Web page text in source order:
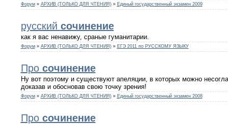
Форум » АРХИВ (ТОЛЬКО ДЛЯ ЧТЕНИЯ) » Единый государственный экзамен 2009
русский сочинение
как я вас ненавижу, сраные гуманитарии.
Форум » АРХИВ (ТОЛЬКО ДЛЯ ЧТЕНИЯ) » ЕГЭ 2011 по РУССКОМУ ЯЗЫКУ
Про сочинение
Ну вот поэтому и существуют апеляции, в которых можно
доказав и обосновав свою точку зрения!
Форум » АРХИВ (ТОЛЬКО ДЛЯ ЧТЕНИЯ) » Единый государственный экзамен 2008
Про сочинение